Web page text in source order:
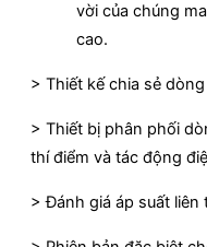
vời của chúng
cao.
> Thiết kế chia sẻ
> Thiết bị phân phối
thí điểm và tác động
> Đánh giá áp suất liên